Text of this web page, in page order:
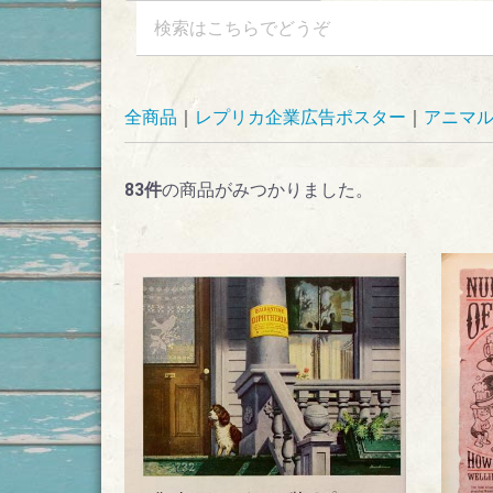
全商品 レプリカ企業広告ポスター アニマル
83件の商品がみつかりました。